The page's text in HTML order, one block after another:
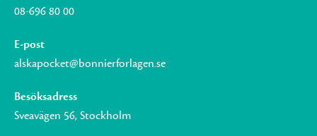
08-696 80 00
E-post
alskapocket@bonnierforlagen.se
Besöksadress
Sveavägen 56, Stockholm